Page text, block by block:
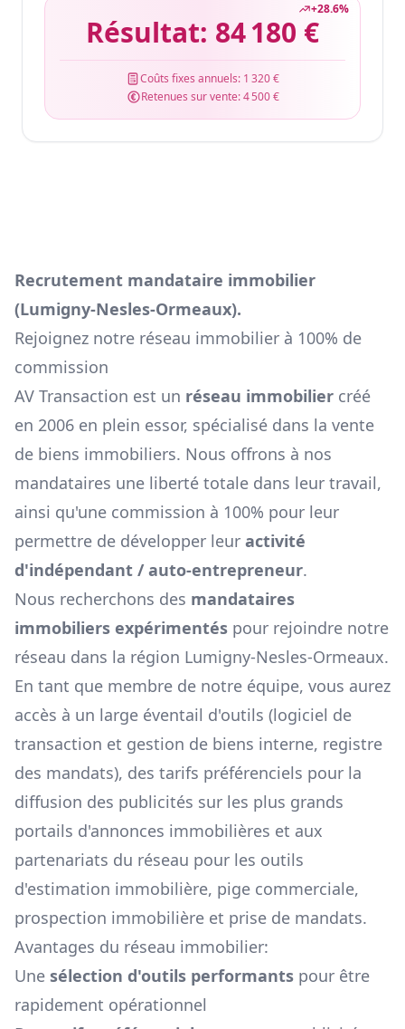
+28.6%
Résultat: 84 180 €
Coûts fixes annuels: 1 320 €
Retenues sur vente:4 500 €
Recrutement mandataire immobilier
(Lumigny-Nesles-Ormeaux).
Rejoignez notre réseau immobilier à 100% de
commission
AV Transaction est un réseau immobilier créé
en 2006 en plein essor, spécialisé dans la vente
de biens immobiliers. Nous offrons à nos
mandataires une liberté totale dans leur travail,
ainsi qu'une commission à 100% pour leur
permettre de développer leur activité
d'indépendant / auto-entrepreneur.
Nous recherchons des mandataires
immobiliers expérimentés pour rejoindre notre
réseau dans la région Lumigny-Nesles-Ormeaux.
En tant que membre de notre équipe, vous aurez
accès à un large éventail d'outils (logiciel de
transaction et gestion de biens interne, registre
des mandats), des tarifs préférenciels pour la
diffusion des publicités sur les plus grands
portails d'annonces immobilières et aux
partenariats du réseau pour les outils
d'estimation immobilière, pige commerciale,
prospection immobilière et prise de mandats.
Avantages du réseau immobilier:
Une sélection d'outils performants pour être
rapidement opérationnel